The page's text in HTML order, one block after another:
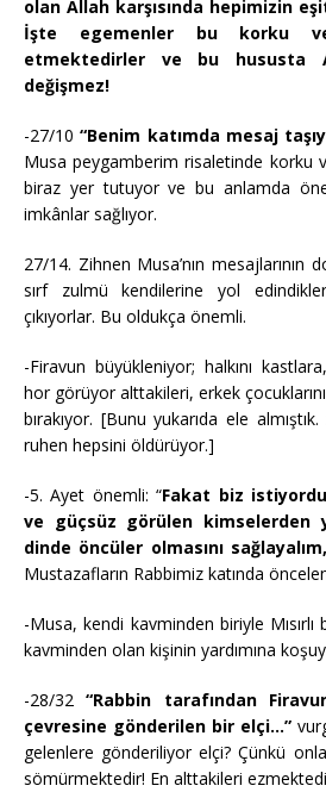
olan Allah karşısında hepimizin
İşte egemenler bu korku
etmektedirler ve bu hususta
değişmez!
-27/10“Benim katımda mesaj
Musa peygamberim risaletinde korku
biraz yer tutuyor ve bu anlamda
imkânlar sağlıyor.
27/14. Zihnen Musa’nın mesajlarının
sırf zulmü kendilerine yol
çıkıyorlar. Bu oldukça önemli.
-Firavun büyükleniyor; halkını
hor görüyor alttakileri, erkek
bırakıyor. [Bunu yukarıda ele
ruhen hepsini öldürüyor.]
-5. Ayet önemli: “Fakat biz
ve güçsüz görülen kimselerden
dinde öncüler olmasını
Mustazafların Rabbimiz katında
-Musa, kendi kavminden biriyle
kavminden olan kişinin yardımına
-28/32“Rabbin tarafından
çevresine gönderilen bir elçi…”
gelenlere gönderiliyor elçi? Çünkü
sömürmektedir! En alttakileri